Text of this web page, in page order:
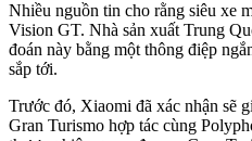
Nhiều nguồn tin cho rằng siêu xe
Vision GT. Nhà sản xuất Trung
đoán này bằng một thông điệp
sắp tới.
Trước đó, Xiaomi đã xác nhận sẽ
Gran Turismo hợp tác cùng